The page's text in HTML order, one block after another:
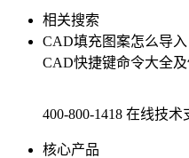
相关搜索
CAD填充图案怎么导入
CAD快捷键命令大全
400-800-1418 在线技术
核心产品